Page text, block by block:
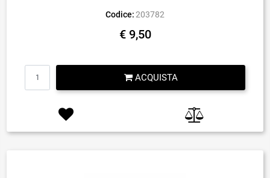
Codice: 203782
€ 9,50
ACQUISTA